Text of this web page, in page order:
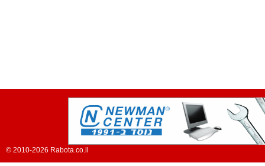
© 2010-2026 Rabota.co.il